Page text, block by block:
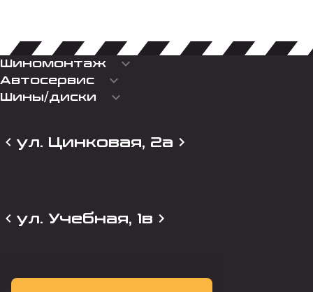
Шиномонтаж keyboard_arrow_down
Автосервис keyboard_arrow_down
Шины/диски keyboard_arrow_down
ул. Цинковая, 2а
ул. Учебная, 1в